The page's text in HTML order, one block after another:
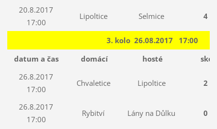
20.8.2017
17:00
Lipoltice Selmice 4 :
3. kolo 26.08.2017 17:00
datum a čas
domácí hosté
26.8.2017
17:00
Chvaletice Lipoltice 2 :
26.8.2017
17:00
Rybitví Lány na Důlku 0 :